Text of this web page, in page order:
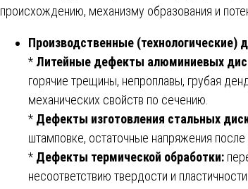
происхождению, механизму образования и
Производственные (технологические)
* Литейные дефекты алюминиевых
горячие трещины, непроплавы, грубая
механических свойств по сечению.
* Дефекты изготовления стальных
штамповке, остаточные напряжения
* Дефекты термической обработки:
несоответствию твердости и